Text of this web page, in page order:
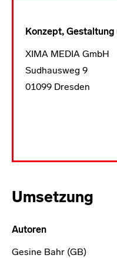
Konzept,
XIMA MEDIA GmbH
Sudhausweg 9
01099 Dresden
Umsetzung
Autoren
Gesine Bahr (GB)